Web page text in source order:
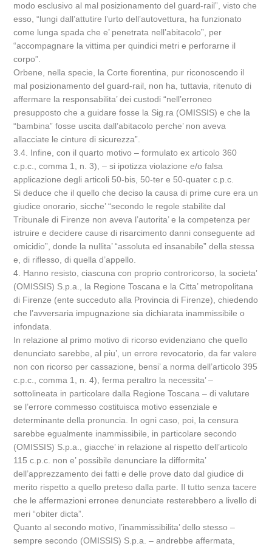
modo esclusivo al mal posizionamento del guard-rail”, visto che
esso, “lungi dall’attutire l’urto dell’autovettura, ha funzionato
come lunga spada che e’ penetrata nell’abitacolo”, per
“accompagnare la vittima per quindici metri e perforarne il
corpo”.
Orbene, nella specie, la Corte fiorentina, pur riconoscendo il
mal posizionamento del guard-rail, non ha, tuttavia, ritenuto di
affermare la responsabilita’ dei custodi “nell’erroneo
presupposto che a guidare fosse la Sig.ra (OMISSIS) e che la
“bambina” fosse uscita dall’abitacolo perche’ non aveva
allacciate le cinture di sicurezza”.
3.4. Infine, con il quarto motivo – formulato ex articolo 360
c.p.c., comma 1, n. 3), – si ipotizza violazione e/o falsa
applicazione degli articoli 50-bis, 50-ter e 50-quater c.p.c.
Si deduce che il quello che deciso la causa di prime cure era un
giudice onorario, sicche’ “secondo le regole stabilite dal
Tribunale di Firenze non aveva l’autorita’ e la competenza per
istruire e decidere cause di risarcimento danni conseguente ad
omicidio”, donde la nullita’ “assoluta ed insanabile” della stessa
e, di riflesso, di quella d’appello.
4. Hanno resisto, ciascuna con proprio controricorso, la societa’
(OMISSIS) S.p.a., la Regione Toscana e la Citta’ metropolitana
di Firenze (ente succeduto alla Provincia di Firenze), chiedendo
che l’avversaria impugnazione sia dichiarata inammissibile o
infondata.
In relazione al primo motivo di ricorso evidenziano che quello
denunciato sarebbe, al piu’, un errore revocatorio, da far valere
non con ricorso per cassazione, bensi’ a norma dell’articolo 395
c.p.c., comma 1, n. 4), ferma peraltro la necessita’ –
sottolineata in particolare dalla Regione Toscana – di valutare
se l’errore commesso costituisca motivo essenziale e
determinante della pronuncia. In ogni caso, poi, la censura
sarebbe egualmente inammissibile, in particolare secondo
(OMISSIS) S.p.a., giacche’ in relazione al rispetto dell’articolo
115 c.p.c. non e’ possibile denunciare la difformita’
dell’apprezzamento dei fatti e delle prove dato dal giudice di
merito rispetto a quello preteso dalla parte. Il tutto senza tacere
che le affermazioni erronee denunciate resterebbero a livello di
meri “obiter dicta”.
Quanto al secondo motivo, l’inammissibilita’ dello stesso –
sempre secondo (OMISSIS) S.p.a. – andrebbe affermata,